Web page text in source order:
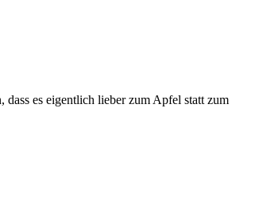
es eigentlich lieber zum Apfel statt zum